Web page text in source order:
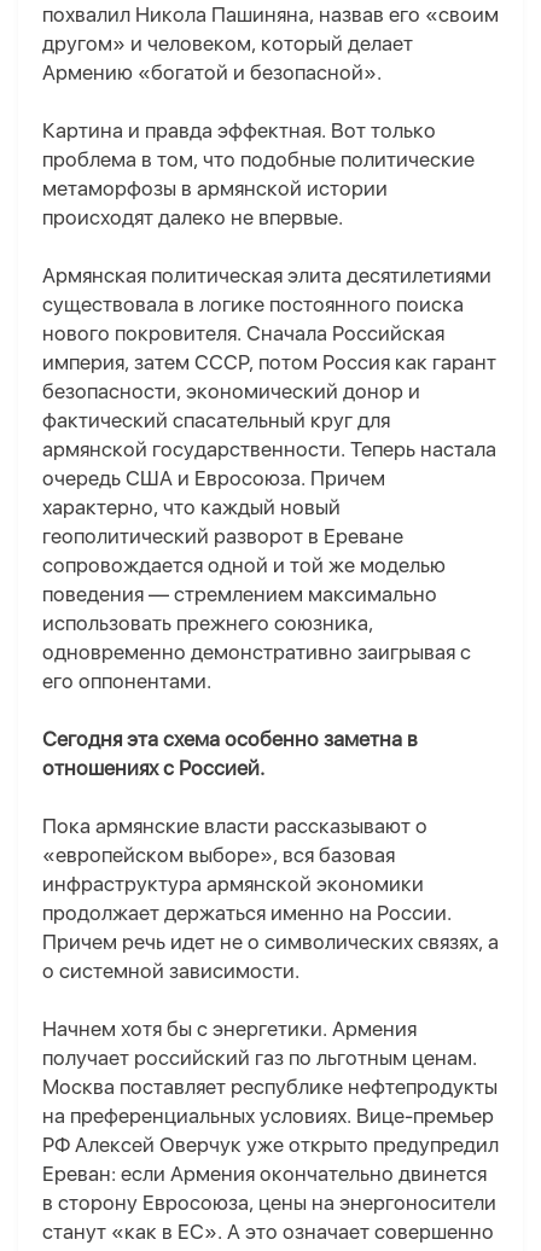
похвалил Никола Пашиняна, назвав его «своим
другом» и человеком, который делает
Армению «богатой и безопасной».
Картина и правда эффектная. Вот только
проблема в том, что подобные политические
метаморфозы в армянской истории
происходят далеко не впервые.
Армянская политическая элита десятилетиями
существовала в логике постоянного поиска
нового покровителя. Сначала Российская
империя, затем СССР, потом Россия как гарант
безопасности, экономический донор и
фактический спасательный круг для
армянской государственности. Теперь настала
очередь США и Евросоюза. Причем
характерно, что каждый новый
геополитический разворот в Ереване
сопровождается одной и той же моделью
поведения — стремлением максимально
использовать прежнего союзника,
одновременно демонстративно заигрывая с
его оппонентами.
Сегодня эта схема особенно заметна в
отношениях с Россией.
Пока армянские власти рассказывают о
«европейском выборе», вся базовая
инфраструктура армянской экономики
продолжает держаться именно на России.
Причем речь идет не о символических связях, а
о системной зависимости.
Начнем хотя бы с энергетики. Армения
получает российский газ по льготным ценам.
Москва поставляет республике нефтепродукты
на преференциальных условиях. Вице-премьер
РФ Алексей Оверчук уже открыто предупредил
Ереван: если Армения окончательно двинется
в сторону Евросоюза, цены на энергоносители
станут «как в ЕС». А это означает совершенно